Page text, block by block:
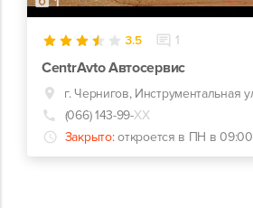
3.5 1
CentrAvto Автосервис
(066) 143-99-ХХ
Закрыто: откроется в ПН в 09:00